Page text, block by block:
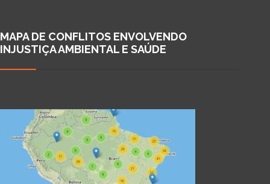
MAPA DE CONFLITOS ENVOLVENDO
INJUSTIÇA AMBIENTAL E SAÚDE